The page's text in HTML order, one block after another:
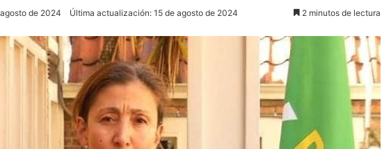
de 2024 Última actualización: 15 de agosto de 2024 2 minutos de lectura